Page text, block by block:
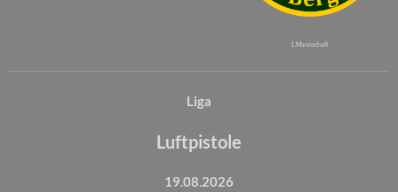
1. Mannschaft
Liga
Luftpistole
19.08.2026